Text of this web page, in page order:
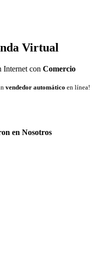
Virtual
Internet con Comercio
vendedor automático en línea!
en Nosotros